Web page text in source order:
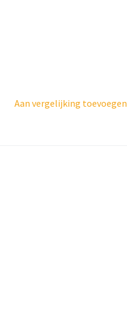
Aan vergelijking toevoegen